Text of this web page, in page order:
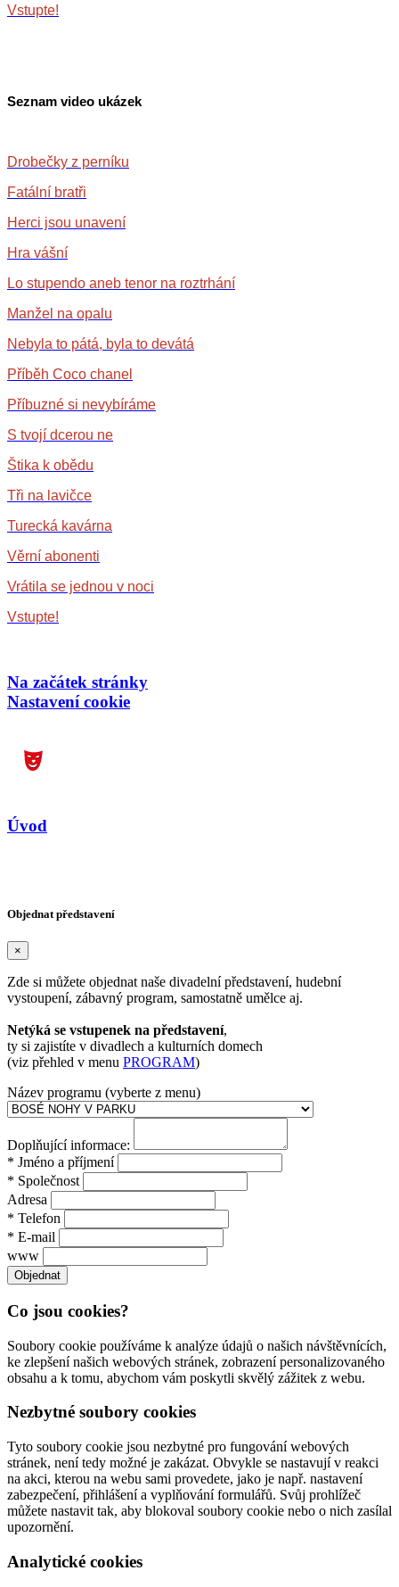
Vstupte!
Seznam video ukázek
Drobečky z perníku
Fatální bratři
Herci jsou unavení
Hra vášní
Lo stupendo aneb tenor na roztrhání
Manžel na opalu
Nebyla to pátá, byla to devátá
Příběh Coco chanel
Příbuzné si nevybíráme
S tvojí dcerou ne
Štika k obědu
Tři na lavičce
Turecká kavárna
Věrní abonenti
Vrátila se jednou v noci
Vstupte!
Na začátek stránky
Nastavení cookie
Úvod
Objednat představení
×
Zde si můžete objednat naše divadelní představení, hudební
vystoupení, zábavný program, samostatně umělce aj.
Netýká se vstupenek na představení,
ty si zajistíte v divadlech a kulturních domech
(viz přehled v menu PROGRAM)
Název programu (vyberte z menu)
Doplňující informace:
* Jméno a příjmení
* Společnost
Adresa
* Telefon
* E-mail
www
Co jsou cookies?
Soubory cookie používáme k analýze údajů o našich návštěvnících,
ke zlepšení našich webových stránek, zobrazení personalizovaného
obsahu a k tomu, abychom vám poskytli skvělý zážitek z webu.
Nezbytné soubory cookies
Tyto soubory cookie jsou nezbytné pro fungování webových
stránek, není tedy možné je zakázat. Obvykle se nastavují v reakci
na akci, kterou na webu sami provedete, jako je např. nastavení
zabezpečení, přihlášení a vyplňování formulářů. Svůj prohlížeč
můžete nastavit tak, aby blokoval soubory cookie nebo o nich zasílal
upozornění.
Analytické cookies